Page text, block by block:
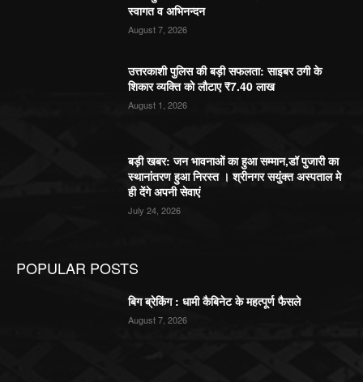
स्वागत व अभिनन्दन
August 7, 2026
उत्तरकाशी पुलिस की बड़ी सफलता: साइबर ठगी के
शिकार व्यक्ति को लौटाए ₹7.40 लाख
August 1, 2026
बड़ी खबर: जन भावनाओं का हुआ सम्मान,डॉ पुजारी का
स्थानांतरण हुआ निरस्त । श्रीनगर सयुंक्त अस्पताल मे
ही देंगे अपनी सेवाएं
July 24, 2026
POPULAR POSTS
बिग ब्रेकिंग : धामी कैबिनेट के महत्पूर्ण फैसले
August 7, 2026